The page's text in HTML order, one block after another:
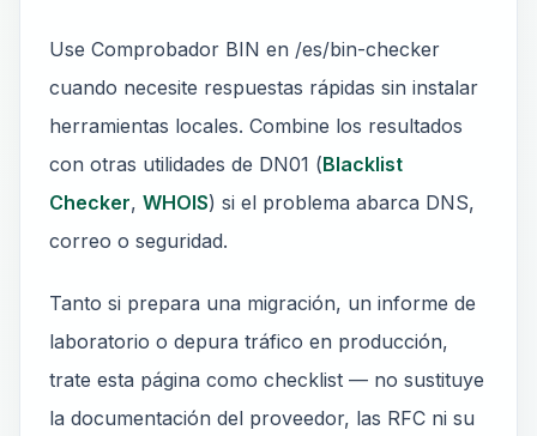
Use Comprobador BIN en /es/bin-checker
cuando necesite respuestas rápidas sin instalar
herramientas locales. Combine los resultados
con otras utilidades de DN01 (Blacklist
Checker, WHOIS) si el problema abarca DNS,
correo o seguridad.
Tanto si prepara una migración, un informe de
laboratorio o depura tráfico en producción,
trate esta página como checklist — no sustituye
la documentación del proveedor, las RFC ni su